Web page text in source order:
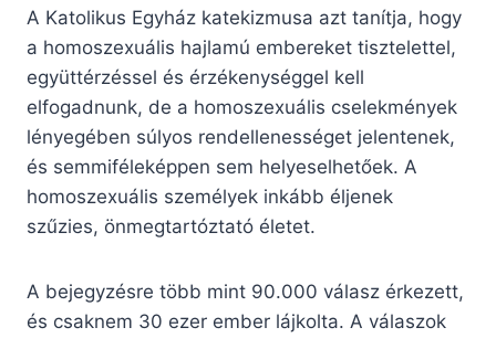
A Katolikus Egyház katekizmusa azt tanítja, hogy
a homoszexuális hajlamú embereket tisztelettel,
együttérzéssel és érzékenységgel kell
elfogadnunk, de a homoszexuális cselekmények
lényegében súlyos rendellenességet jelentenek,
és semmiféleképpen sem helyeselhetőek. A
homoszexuális személyek inkább éljenek
szűzies, önmegtartóztató életet.
A bejegyzésre több mint 90.000 válasz érkezett,
és csaknem 30 ezer ember lájkolta. A válaszok